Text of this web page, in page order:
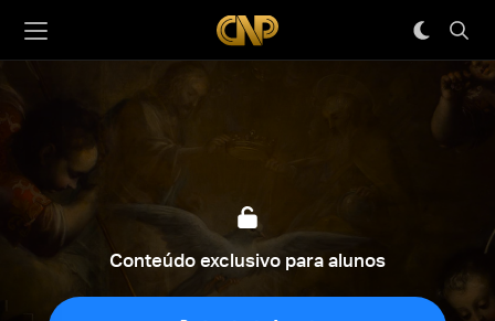
Conteúdo exclusivo para alunos